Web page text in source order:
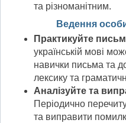
та різноманітним.
Ведення
Практикуйте
українській мові
навички письма та
лексику та
Аналізуйте та
Періодично
та виправити